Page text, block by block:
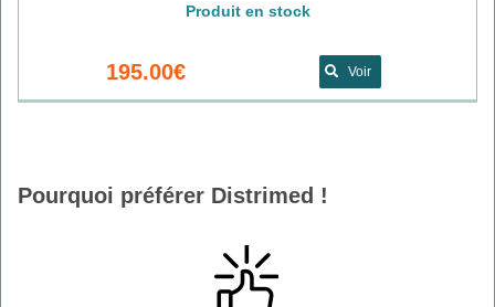
Produit en stock
195.00€ Voir
Pourquoi préférer Distrimed !